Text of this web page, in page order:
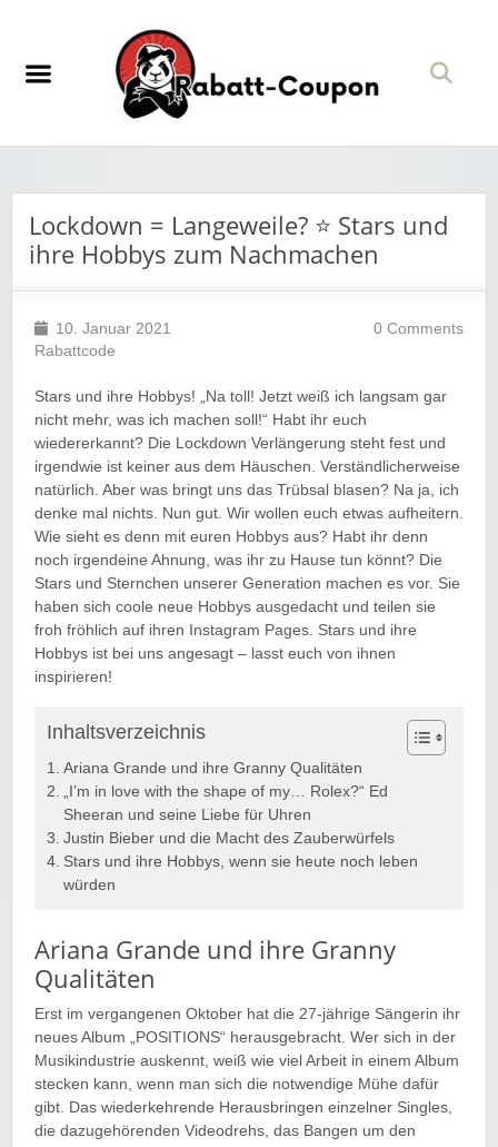
Lockdown = Langeweile? ⭐️ Stars und
ihre Hobbys zum Nachmachen
10. Januar 2021
Rabattcode
0 Comments
Stars und ihre Hobbys! „Na toll! Jetzt weiß ich langsam gar
nicht mehr, was ich machen soll!“ Habt ihr euch
wiedererkannt? Die Lockdown Verlängerung steht fest und
irgendwie ist keiner aus dem Häuschen. Verständlicherweise
natürlich. Aber was bringt uns das Trübsal blasen? Na ja, ich
denke mal nichts. Nun gut. Wir wollen euch etwas aufheitern.
Wie sieht es denn mit euren Hobbys aus? Habt ihr denn
noch irgendeine Ahnung, was ihr zu Hause tun könnt? Die
Stars und Sternchen unserer Generation machen es vor. Sie
haben sich coole neue Hobbys ausgedacht und teilen sie
froh fröhlich auf ihren Instagram Pages. Stars und ihre
Hobbys ist bei uns angesagt – lasst euch von ihnen
inspirieren!
Inhaltsverzeichnis
Ariana Grande und ihre Granny Qualitäten
„I’m in love with the shape of my… Rolex?“ Ed
Sheeran und seine Liebe für Uhren
Justin Bieber und die Macht des Zauberwürfels
Stars und ihre Hobbys, wenn sie heute noch leben
würden
Ariana Grande und ihre Granny
Qualitäten
Erst im vergangenen Oktober hat die 27-jährige Sängerin ihr
neues Album „POSITIONS“ herausgebracht. Wer sich in der
Musikindustrie auskennt, weiß wie viel Arbeit in einem Album
stecken kann, wenn man sich die notwendige Mühe dafür
gibt. Das wiederkehrende Herausbringen einzelner Singles,
die dazugehörenden Videodrehs, das Bangen um den